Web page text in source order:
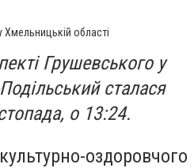
області
Грушевського у
сталася
о 13:24.
оздоровчого